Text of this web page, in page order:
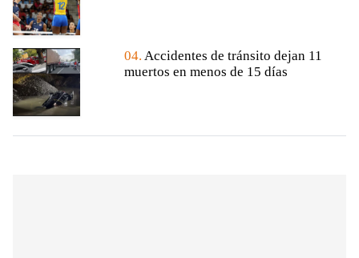
04. Accidentes de tránsito dejan 11
muertos en menos de 15 días